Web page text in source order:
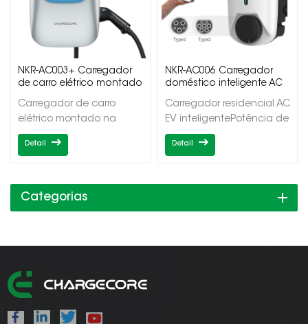
NKR-AC003+ Carregador
de carro elétrico montado
Carregador de carro
elétrico montado na
parede de saída
Detail
NKR-AC006 Carregador
doméstico inteligente AC
Carregador residencial AC
EV inteligentePotência de
saída 7/11/22kWSaída
programado/balanceamento
de carga dinâmico
Detail
Categorias